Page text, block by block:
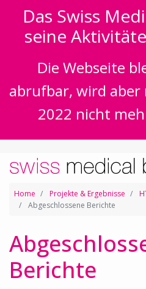
Das Swiss
seine
Die Webseite
abrufbar, wird aber
2022 nicht
Home Projekte & Ergebnisse
Abgeschlossene Berichte
Berichte